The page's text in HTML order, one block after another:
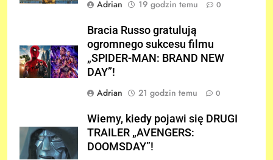
Adrian 19 godzin temu 0
Bracia Russo gratulują
ogromnego sukcesu filmu
„SPIDER-MAN: BRAND NEW
DAY”!
Adrian
21 godzin temu 0
Wiemy, kiedy pojawi się DRUGI
TRAILER „AVENGERS:
DOOMSDAY”!